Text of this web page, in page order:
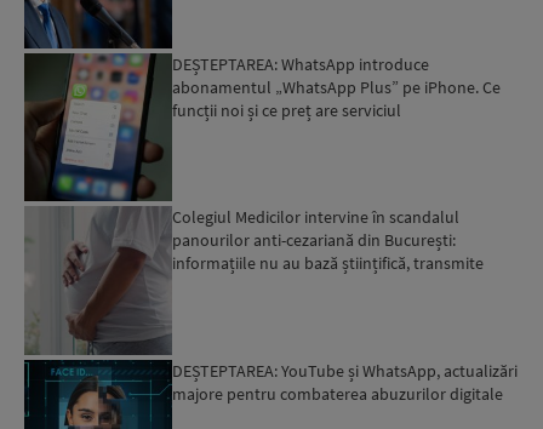
DEȘTEPTAREA: WhatsApp introduce
abonamentul „WhatsApp Plus” pe iPhone. Ce
funcții noi și ce preț are serviciul
Colegiul Medicilor intervine în scandalul
panourilor anti-cezariană din București:
informațiile nu au bază științifică, transmite
DEȘTEPTAREA: YouTube și WhatsApp, actualizări
majore pentru combaterea abuzurilor digitale